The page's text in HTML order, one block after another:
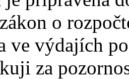
o
ve výdajích
za